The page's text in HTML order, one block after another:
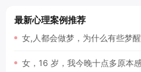
最新心理案例推荐
女,人都会做梦，为什么有些梦
女，16 岁，我今晚十点多原本